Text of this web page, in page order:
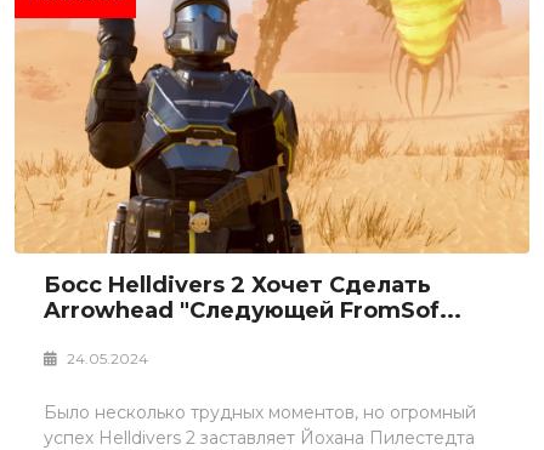
Босс Helldivers 2 Хочет Сделать
Arrowhead "следующей FromSof...
24.05.2024
Было несколько трудных моментов, но огромный
успех Helldivers 2 заставляет Йохана Пилестедта